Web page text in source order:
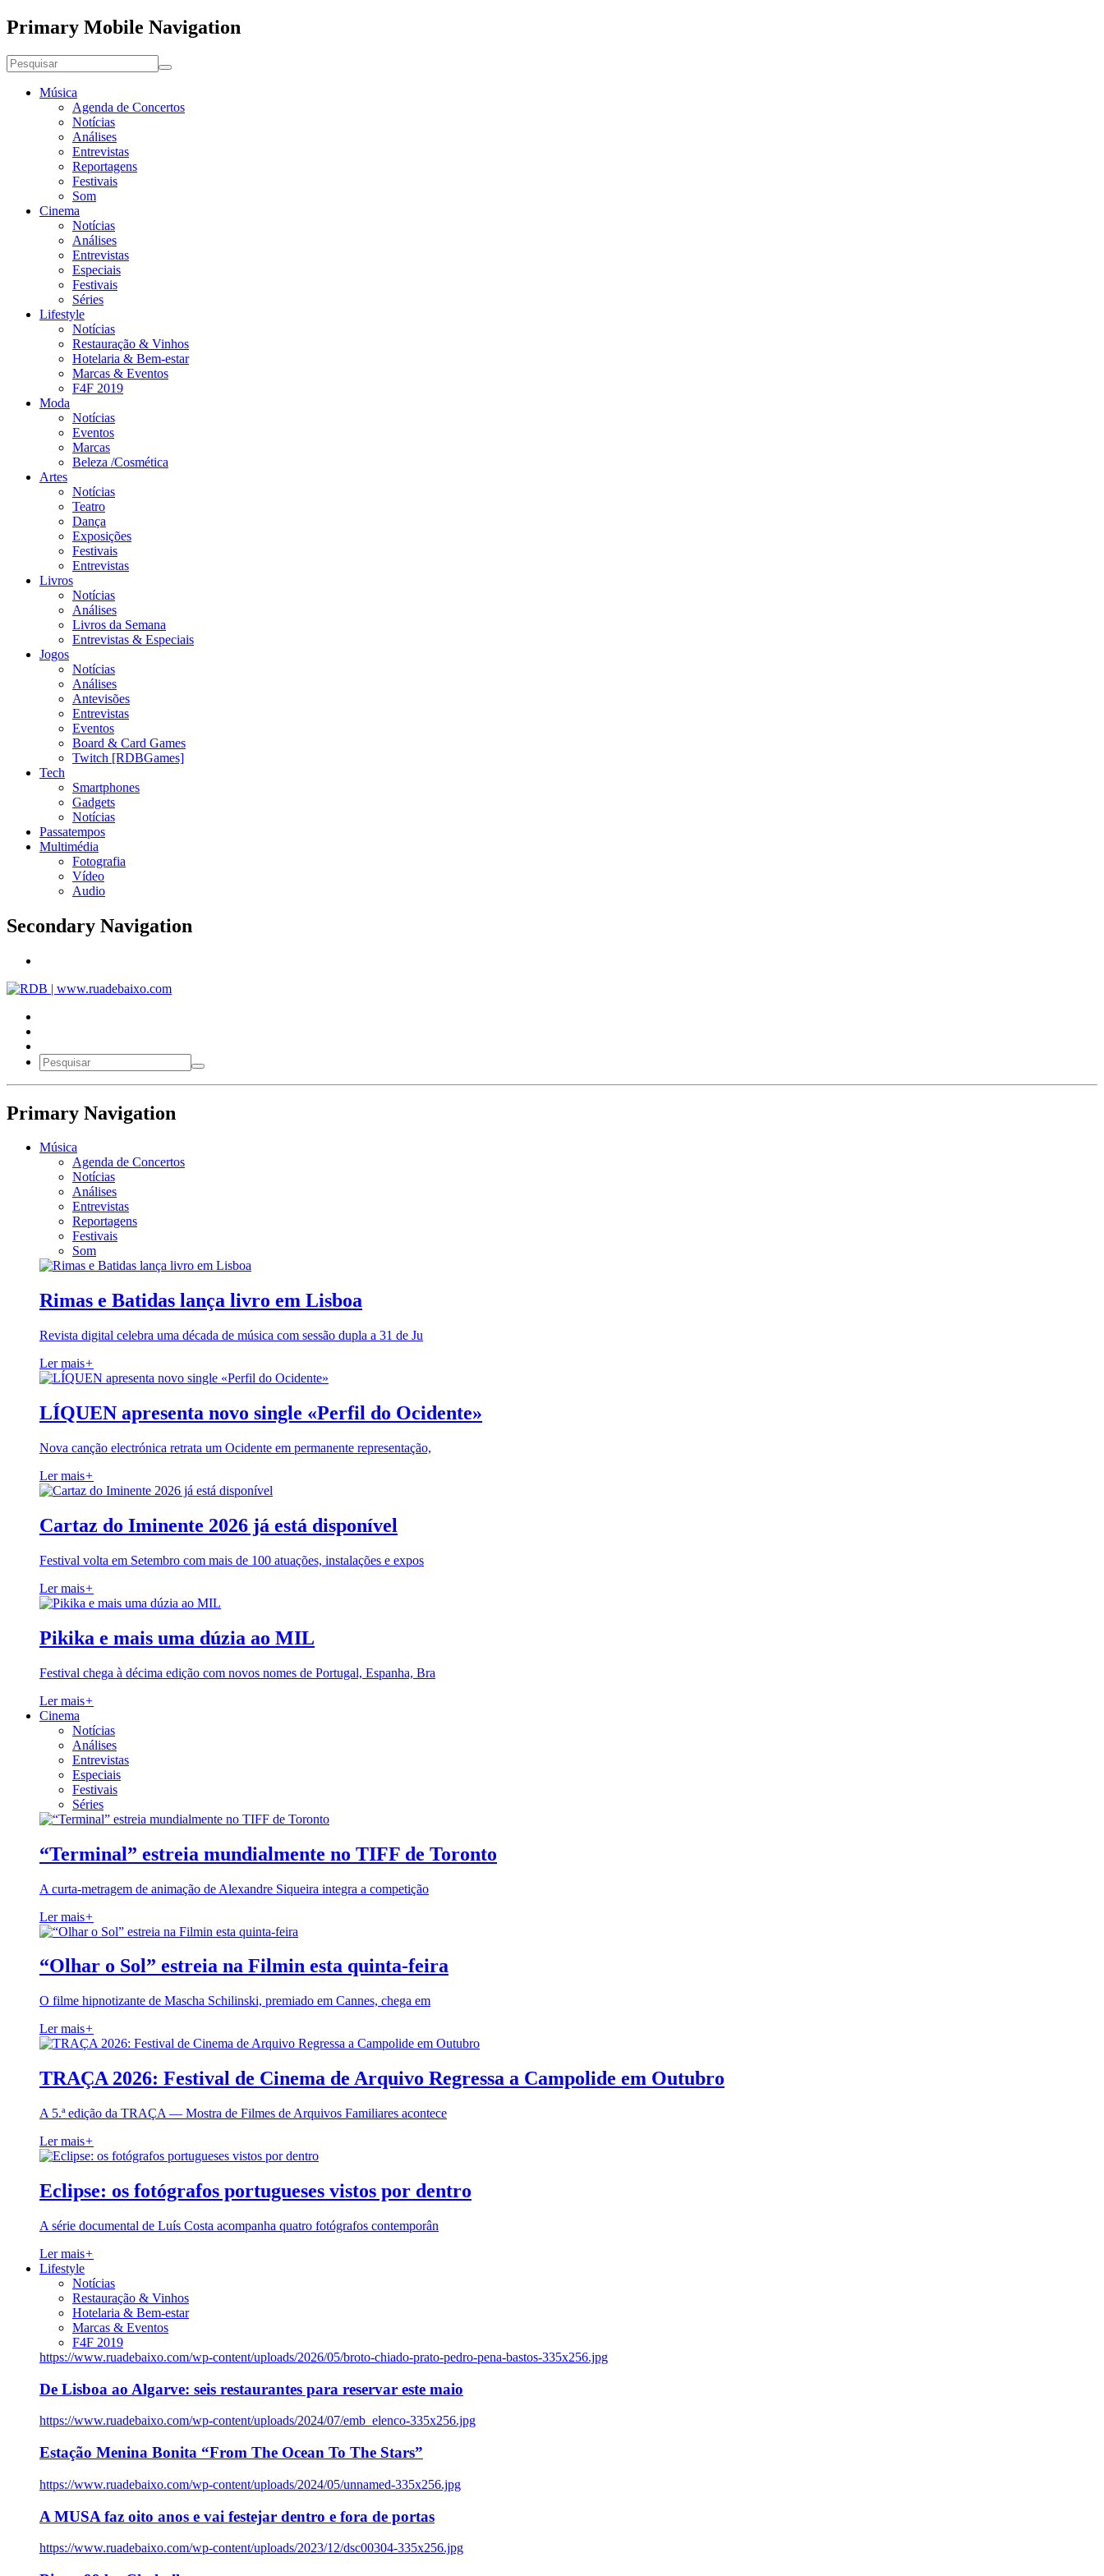
Primary Mobile Navigation
Música
Agenda de Concertos
Notícias
Análises
Entrevistas
Reportagens
Festivais
Som
Cinema
Notícias
Análises
Entrevistas
Especiais
Festivais
Séries
Lifestyle
Notícias
Restauração & Vinhos
Hotelaria & Bem-estar
Marcas & Eventos
F4F 2019
Moda
Notícias
Eventos
Marcas
Beleza /Cosmética
Artes
Notícias
Teatro
Dança
Exposições
Festivais
Entrevistas
Livros
Notícias
Análises
Livros da Semana
Entrevistas & Especiais
Jogos
Notícias
Análises
Antevisões
Entrevistas
Eventos
Board & Card Games
Twitch [RDBGames]
Tech
Smartphones
Gadgets
Notícias
Passatempos
Multimédia
Fotografia
Vídeo
Audio
Secondary Navigation
Primary Navigation
Música
Agenda de Concertos
Notícias
Análises
Entrevistas
Reportagens
Festivais
Som
Rimas e Batidas lança livro em Lisboa
Revista digital celebra uma década de música com sessão dupla a 31 de Ju
Ler mais+
LÍQUEN apresenta novo single «Perfil do Ocidente»
Nova canção electrónica retrata um Ocidente em permanente representação,
Ler mais+
Cartaz do Iminente 2026 já está disponível
Festival volta em Setembro com mais de 100 atuações, instalações e expos
Ler mais+
Pikika e mais uma dúzia ao MIL
Festival chega à décima edição com novos nomes de Portugal, Espanha, Bra
Ler mais+
Cinema
Notícias
Análises
Entrevistas
Especiais
Festivais
Séries
“Terminal” estreia mundialmente no TIFF de Toronto
A curta-metragem de animação de Alexandre Siqueira integra a competição
Ler mais+
“Olhar o Sol” estreia na Filmin esta quinta-feira
O filme hipnotizante de Mascha Schilinski, premiado em Cannes, chega em
Ler mais+
TRAÇA 2026: Festival de Cinema de Arquivo Regressa a Campolide em Outubro
A 5.ª edição da TRAÇA — Mostra de Filmes de Arquivos Familiares acontece
Ler mais+
Eclipse: os fotógrafos portugueses vistos por dentro
A série documental de Luís Costa acompanha quatro fotógrafos contemporân
Ler mais+
Lifestyle
Notícias
Restauração & Vinhos
Hotelaria & Bem-estar
Marcas & Eventos
F4F 2019
https://www.ruadebaixo.com/wp-content/uploads/2026/05/broto-chiado-prato-pedro-pena-bastos-335x256.jpg
De Lisboa ao Algarve: seis restaurantes para reservar este maio
https://www.ruadebaixo.com/wp-content/uploads/2024/07/emb_elenco-335x256.jpg
Estação Menina Bonita “From The Ocean To The Stars”
https://www.ruadebaixo.com/wp-content/uploads/2024/05/unnamed-335x256.jpg
A MUSA faz oito anos e vai festejar dentro e fora de portas
https://www.ruadebaixo.com/wp-content/uploads/2023/12/dsc00304-335x256.jpg